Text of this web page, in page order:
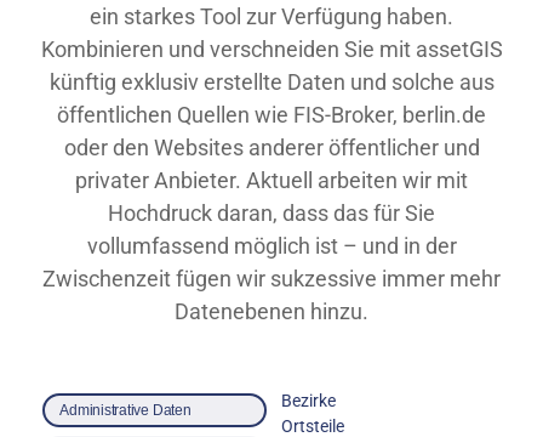
ein starkes Tool zur Verfügung haben.
Kombinieren und verschneiden Sie mit assetGIS
künftig exklusiv erstellte Daten und solche aus
öffentlichen Quellen wie FIS-Broker, berlin.de
oder den Websites anderer öffentlicher und
privater Anbieter. Aktuell arbeiten wir mit
Hochdruck daran, dass das für Sie
vollumfassend möglich ist – und in der
Zwischenzeit fügen wir sukzessive immer mehr
Datenebenen hinzu.
Administrative Daten
Bezirke
Ortsteile